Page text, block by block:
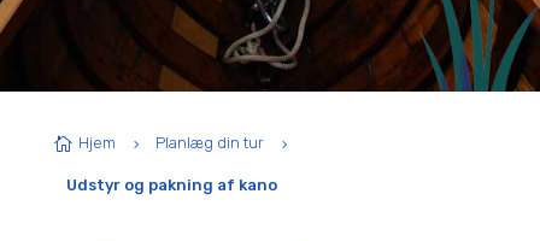
 Hjem 5 Planlæg din tur 5
Udstyr og pakning af kano